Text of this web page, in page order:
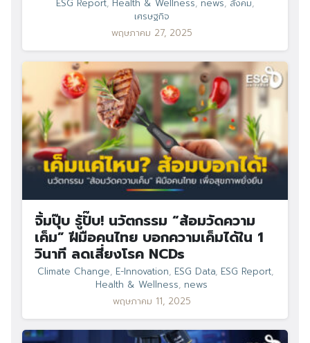
ESG Report, Health & Wellness, news, สังคม,
เศรษฐกิจ
พฤษภาคม 27, 2025
จิ้มปุ๊บ รู้ปั๊บ! นวัตกรรม “ส้อมวัดความ
เค็ม” ฝีมือคนไทย บอกความเค็มได้ใน 1
วินาที ลดเสี่ยงโรค NCDs
Climate Change, E-Innovation, ESG Data, ESG Report,
Health & Wellness, news
พฤษภาคม 11, 2025